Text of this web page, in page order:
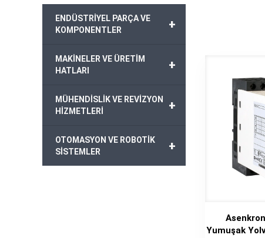
Yumuşak
+
ENDÜSTRİYEL PARÇA VE
KOMPONENTLER
+
MAKİNELER VE ÜRETİM
HATLARI
+
MÜHENDİSLİK VE REVİZYON
HİZMETLERİ
+
OTOMASYON VE ROBOTİK
SİSTEMLER